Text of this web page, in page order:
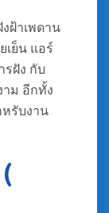
ฝ้าเพดาน
เย็น แอร์
รฝัง กับ
าม อีกทั้ง
รับงาน